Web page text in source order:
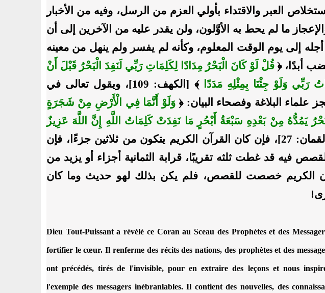
العبر والاقتداء بأولي العزم من الرسل، وفيه من الأخبار
ما لم يحط به الأوَّلون، ولن يقدر عليه من الآخرين إلى أن
إلى يوم الوقت المعلوم، وكأنه لم يفسر ولم ينهل من معينه
أبدًا، ﴿قُلْ لَوْ كَانَ الْبَحْرُ مِدَادًا لِكَلِمَاتِ رَبِّي لَنَفِدَ الْبَحْرُ قَبْلَ أَنْ
رَبِّي وَلَوْ جِئْنَا بِمِثْلِهِ مَدَدًا
﴾ [الكهف: 109]، ويقول تعالى في
علماء البلاغة وفصحاء البيان: ﴿وَلَوْ أَنَّمَا فِي الْأَرْضِ مِنْ شَجَرَةٍ
يَمُدُّهُ مِنْ بَعْدِهِ سَبْعَةُ أَبْحُرٍ مَا نَفِدَتْ كَلِمَاتُ اللَّهِ إِنَّ اللَّهَ عَزِيزٌ
﴾ [لقمان: 27]، فإن كان القرآن الكريم يتكون من ثلاثين جزءًا، فإن
فيه قد غطت ثلثه تقريبًا، قرابة الثمانية أجزاء أو يزيد من
الكريم خصصت للقصص، فلم يكن بذلك لهو حديث وما كان
Dieu Tout-Puissant a révélé ce Coran au Sceau des Prophètes et des
fortifier le cœur. Il renferme des récits des nations, des prophètes et des
ont précédés, tirés de l'invisible, pour en extraire des leçons et nous
l'exemple des messagers inébranlables. Il contient des nouvelles, des